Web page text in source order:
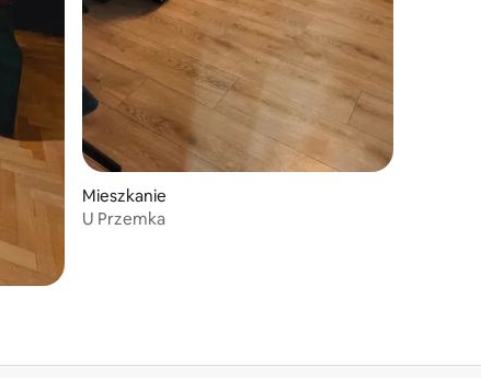
Mieszkanie
U Przemka